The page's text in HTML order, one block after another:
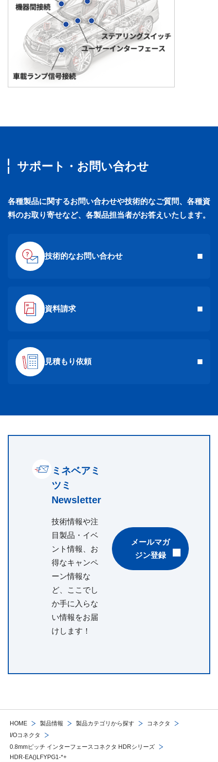
HOME 製品情報 製品カテゴリから探す
コネクタ
I/Oコネクタ
0.8mmピッチ インターフェースコネクタ HDRシリーズ
HDR-EA()LFYPG1-*+
サポート・お問い合わせ
各種製品に関するお問い合わせや技術的なご質問、各種資
料のお取り寄せなど、各製品担当者がお答えいたします。
技術的なお問い合わせ
資料請求
見積もり依頼
ミネベアミ
ツミ
Newsletter
技術情報や注
目製品・イベ
ント情報、お
得なキャンペ
ーン情報な
ど、ここでし
か手に入らな
い情報をお届
けします！
メールマガ
ジン登録